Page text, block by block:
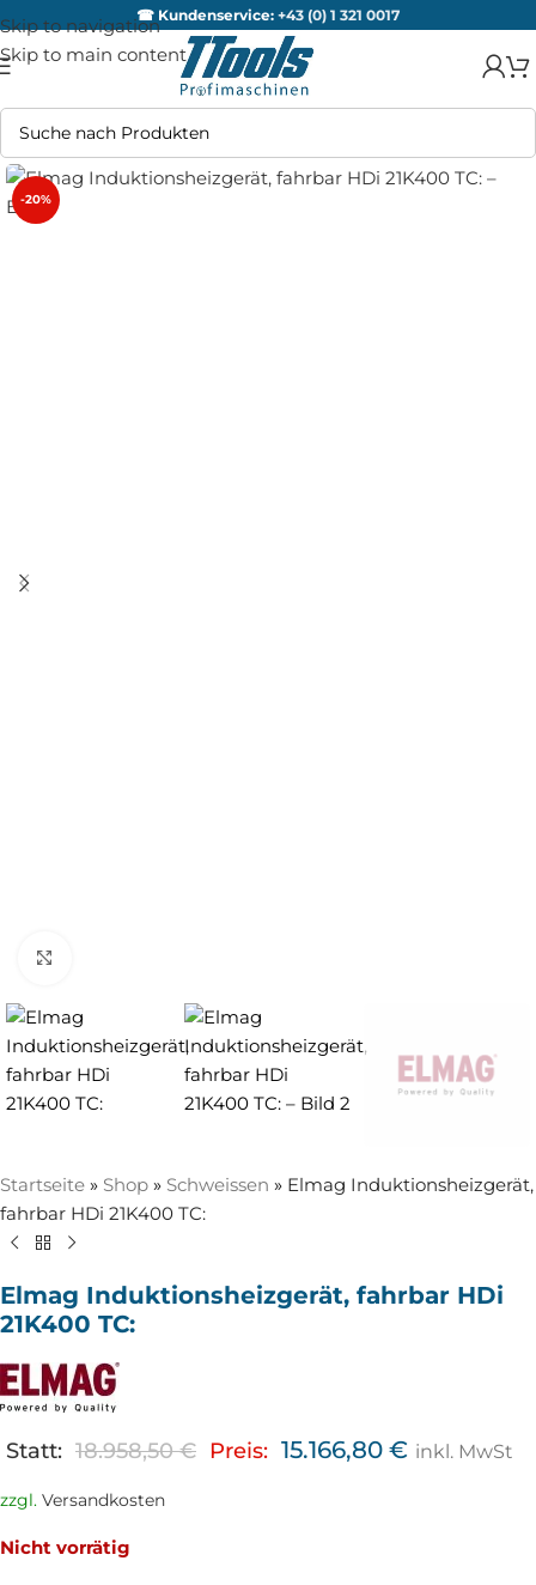
Skip to navigation
Skip to main content
☎ Kundenservice: +43 (0) 1 321 0017
-20%
Startseite » Shop » Schweissen » Elmag Induktionsheizgerät,
fahrbar HDi 21K400 TC:
Elmag Induktionsheizgerät, fahrbar HDi
21K400 TC:
Statt: 18.958,50€ Preis: 15.166,80 € inkl. MwSt
zzgl. Versandkosten
Nicht vorrätig